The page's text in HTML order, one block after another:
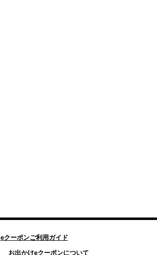
eクーポンご利用ガイド
お出かけeクーポンについて